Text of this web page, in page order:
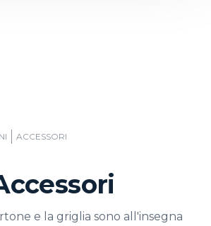
ACCESSORI
e la griglia sono all'insegna